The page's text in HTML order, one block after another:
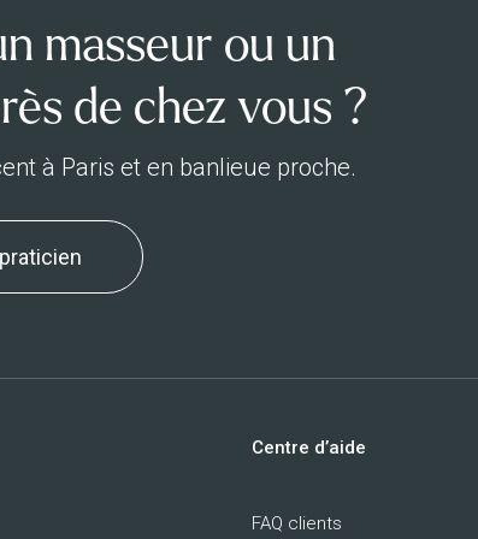
masseur ou un
de chez vous ?
à Paris et en banlieue proche.
Centre d’aide
FAQ clients